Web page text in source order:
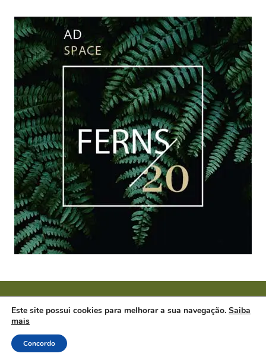
Páginas
Home
Contato
Políticas e Termos de Uso
Menu
Este site possui cookies para melhorar a sua navegação. Saiba
mais
Concordo